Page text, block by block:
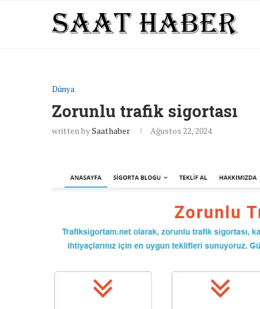
Dünya
Zorunlu trafik sigortası
written bySaathaber Ağustos 22, 2024